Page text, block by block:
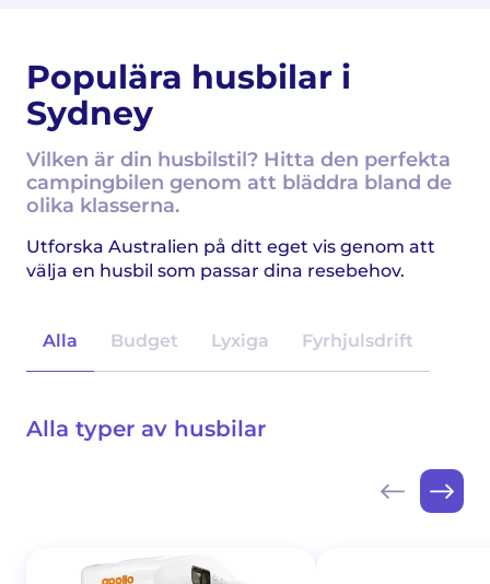
Populära husbilar i
Sydney
Vilken är din husbilstil? Hitta den perfekta
campingbilen genom att bläddra bland de
olika klasserna.
Utforska Australien på ditt eget vis genom att
välja en husbil som passar dina resebehov.
Alla Budget Lyxiga Fyrhjulsdrift
Alla typer av husbilar